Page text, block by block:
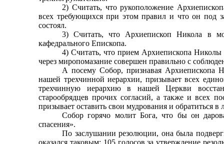
2) Считать, что рукоположение
всех требующихся при этом правил и что он под
состоял.
3) Считать, что Архиепископ Никола в
кафедраль­ного Епископа.
4) Считать, что прием Архиепископа
через миропомазание совершен правильно с
А посему Собор, признавая Архиепископа
нашей трехчинной иерархии, призывает всех
трехчинную иерархию в нашей Церкви
старообрядцев прочих согласий, а также и всех
призывает оста­вить свои мудрования и обратиться
Собор горячо молит Бога, что бы он
спасения».
По заслушании резолюции, она была
ока­зался таковым: 105 голосов за утверждение